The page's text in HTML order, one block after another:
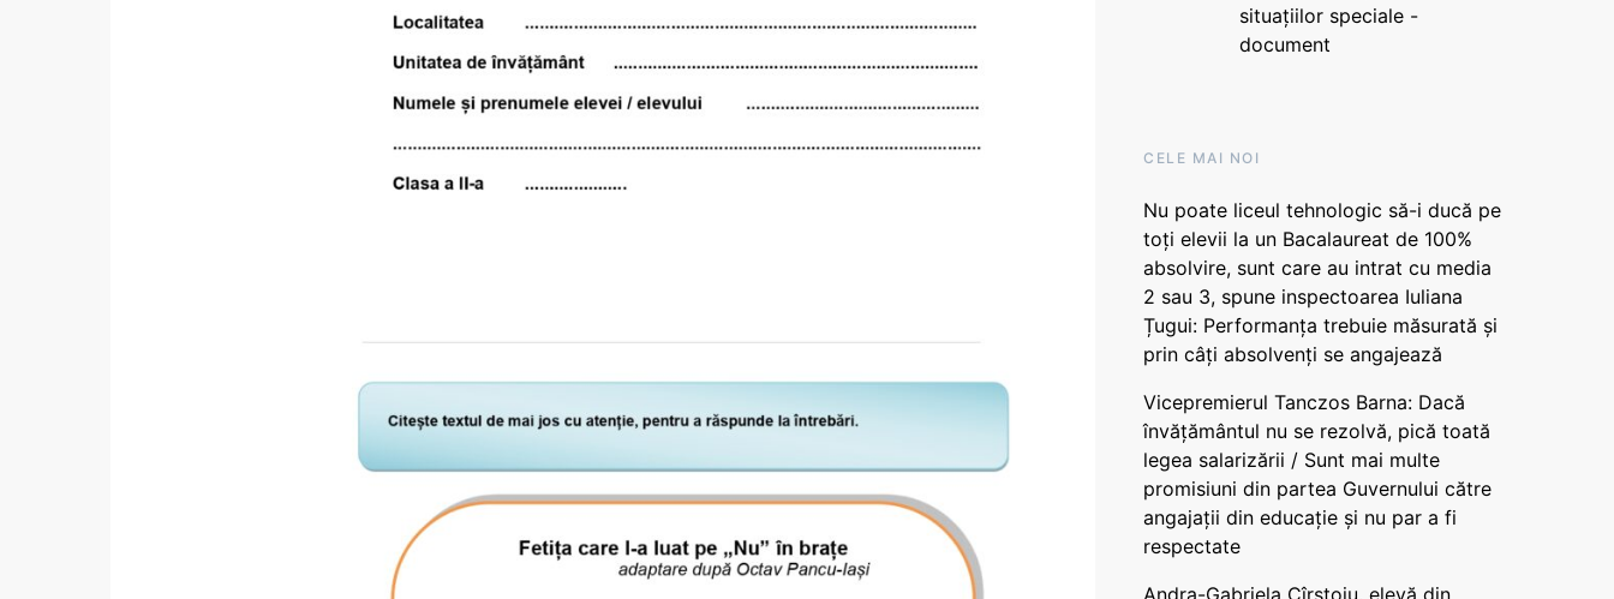
situațiilor speciale -
document
CELE MAI NOI
Nu poate liceul tehnologic să-i ducă pe
toți elevii la un Bacalaureat de 100%
absolvire, sunt care au intrat cu media
2 sau 3, spune inspectoarea Iuliana
Țugui: Performanța trebuie măsurată și
prin câți absolvenți se angajează
Vicepremierul Tanczos Barna: Dacă
învățământul nu se rezolvă, pică toată
legea salarizării / Sunt mai multe
promisiuni din partea Guvernului către
angajații din educație și nu par a fi
respectate
Andra-Gabriela Cîrstoiu, elevă din